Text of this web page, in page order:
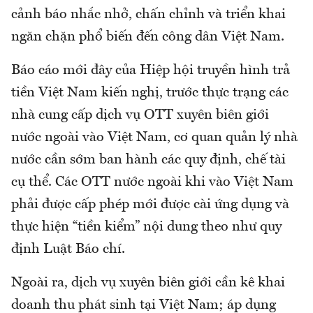
cảnh báo nhắc nhở, chấn chỉnh và triển khai
ngăn chặn phổ biến đến công dân Việt Nam.
Báo cáo mới đây của Hiệp hội truyền hình trả
tiền Việt Nam kiến nghị, trước thực trạng các
nhà cung cấp dịch vụ OTT xuyên biên giới
nước ngoài vào Việt Nam, cơ quan quản lý nhà
nước cần sớm ban hành các quy định, chế tài
cụ thể. Các OTT nước ngoài khi vào Việt Nam
phải được cấp phép mới được cài ứng dụng và
thực hiện “tiền kiểm” nội dung theo như quy
định Luật Báo chí.
Ngoài ra, dịch vụ xuyên biên giới cần kê khai
doanh thu phát sinh tại Việt Nam; áp dụng